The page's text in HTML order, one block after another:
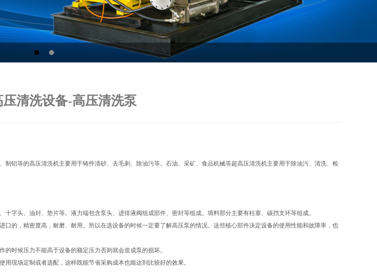
清洗设备-高压清洗泵
铝等的高压清洗机主要用于铸件清砂、去毛刺、除油污等。石油、采矿、食品机械等超高压清洗机主要用于除油污、清洗、检
头、油封、垫片等。液力端包含泵头、进排液阀组成部件、密封等组成。填料部分主要有柱塞、碳挡支环等组成。
的，精密度高，耐磨、耐用。所以在选设备的时候一定要了解高压泵的情况。这些核心部件决定设备的使用性能和故障率，也
时候压力不能高于设备的额定压力否则就会造成泵的损坏。
现场定制或者选配，这样既能节省采购成本也能达到比较好的效果。